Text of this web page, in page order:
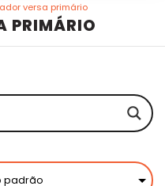
versa primário
PRIMÁRIO